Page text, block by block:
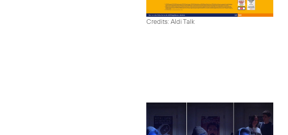
Credits: Aldi Talk